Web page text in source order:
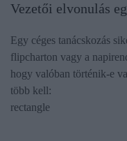
Vezetői elvonulás
Egy céges tanácskozás
flipcharton vagy a
hogy valóban történik-e
több kell:
rectangle